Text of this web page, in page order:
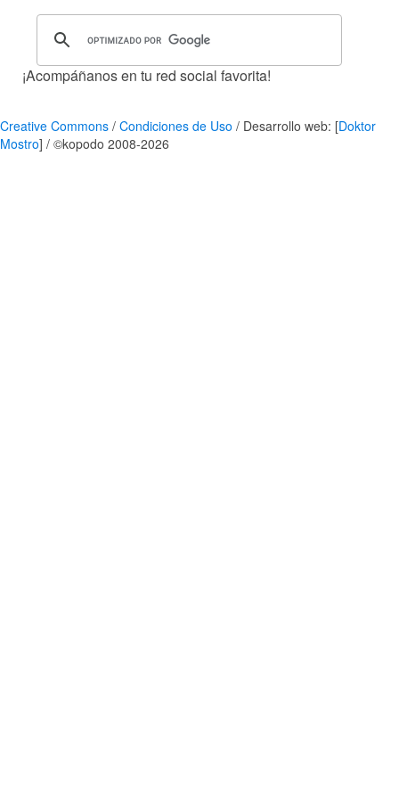
¡Acompáñanos en tu red social favorita!
Creative Commons / Condiciones de Uso / Desarrollo web: [Doktor
Mostro] / ©kopodo 2008-2026